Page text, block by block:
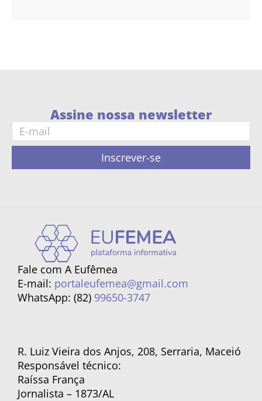
Assine nossa newsletter
Inscrever-se
Fale com A Eufêmea
E-mail: portaleufemea@gmail.com
WhatsApp: (82) 99650-3747
R. Luiz Vieira dos Anjos, 208, Serraria, Maceió
Responsável técnico:
Raíssa França
Jornalista – 1873/AL